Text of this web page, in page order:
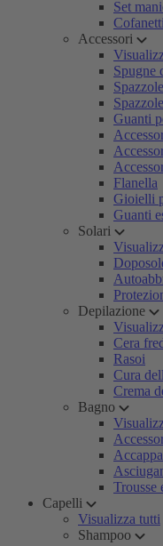
Set
Accessori
Spugne
Guanti
Flanella
Gioielli
Guanti
Solari
Depilazione
Cera
Rasoi
Cura
Crema
Bagno
Trousse
Capelli
Visualizza tutti
Shampoo